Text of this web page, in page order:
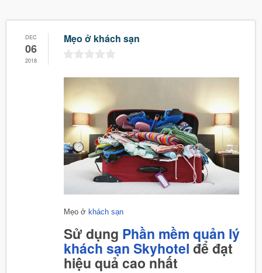
DEC
06
2018
Mẹo ở khách sạn
Mẹo ở khách sạn
Sử dụng Phần mềm quản lý
khách sạn Skyhotel để đạt
hiệu quả cao nhất